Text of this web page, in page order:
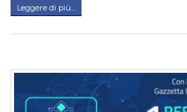
Leggere di più...